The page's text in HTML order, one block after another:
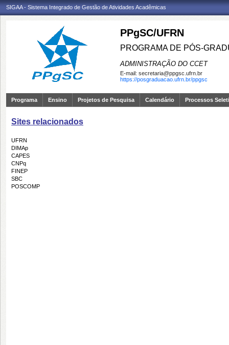
SIGAA - Sistema Integrado de Gestão de Atividades Acadêmicas
PPgSC/UFRN
PROGRAMA DE PÓS-
ADMINISTRAÇÃO DO CCET
E-mail: secretaria@ppgsc.ufrn.br
https://posgraduacao.ufrn.br/ppgsc
Programa Ensino Projetos de Pesquisa Calendário Processos
Sites relacionados
UFRN
DIMAp
CAPES
CNPq
FINEP
SBC
POSCOMP